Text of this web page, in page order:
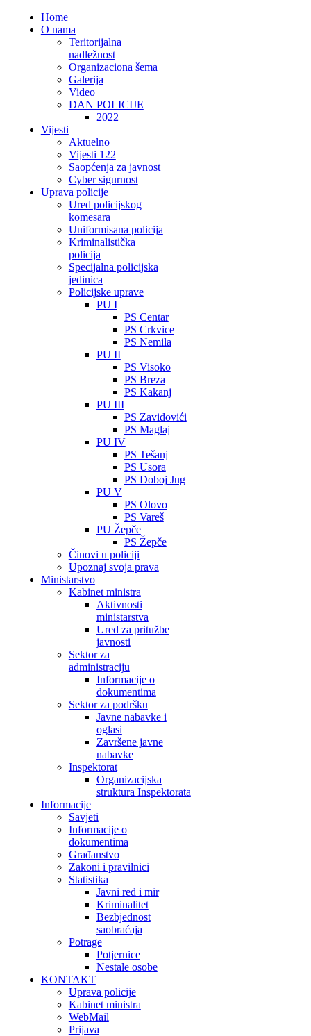
Home
O nama
Teritorijalna
nadležnost
Organizaciona šema
Galerija
Video
DAN POLICIJE
2022
Vijesti
Aktuelno
Vijesti 122
Saopćenja za javnost
Cyber sigurnost
Uprava policije
Ured policijskog
komesara
Uniformisana policija
Kriminalistička
policija
Specijalna policijska
jedinica
Policijske uprave
PU I
PS Centar
PS Crkvice
PS Nemila
PU II
PS Visoko
PS Breza
PS Kakanj
PU III
PS Zavidovići
PS Maglaj
PU IV
PS Tešanj
PS Usora
PS Doboj Jug
PU V
PS Olovo
PS Vareš
PU Žepče
PS Žepče
Činovi u policiji
Upoznaj svoja prava
Ministarstvo
Kabinet ministra
Aktivnosti
ministarstva
Ured za pritužbe
javnosti
Sektor za
administraciju
Informacije o
dokumentima
Sektor za podršku
Javne nabavke i
oglasi
Završene javne
nabavke
Inspektorat
Organizacijska
struktura Inspektorata
Informacije
Savjeti
Informacije o
dokumentima
Građanstvo
Zakoni i pravilnici
Statistika
Javni red i mir
Kriminalitet
Bezbjednost
saobraćaja
Potrage
Potjernice
Nestale osobe
KONTAKT
Uprava policije
Kabinet ministra
WebMail
Prijava